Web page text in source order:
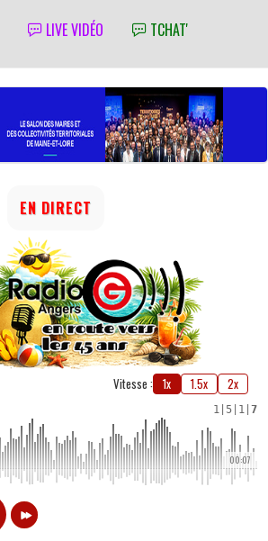
LIVE VIDÉO TCHAT'
EN DIRECT
Vitesse : 1x 1.5x 2x
1 5 1 7
00:07